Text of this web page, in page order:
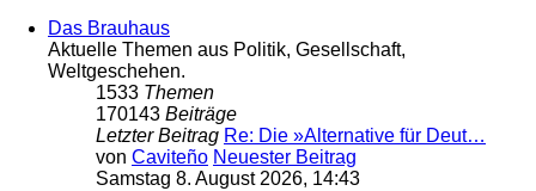
Das Brauhaus
Aktuelle Themen aus Politik, Gesellschaft,
Weltgeschehen.
1533 Themen
170143 Beiträge
Letzter Beitrag Re: Die »Alternative für Deut…
von Caviteño Neuester Beitrag
Samstag 8. August 2026, 14:43